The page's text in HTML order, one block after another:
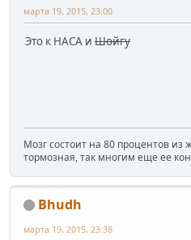
марта 19, 2015, 23:00
Это к НАСА и Шойгу
Мозг состоит на 80 процентов из
тормозная, так многим еще ее
Bhudh
марта 19, 2015, 23:38